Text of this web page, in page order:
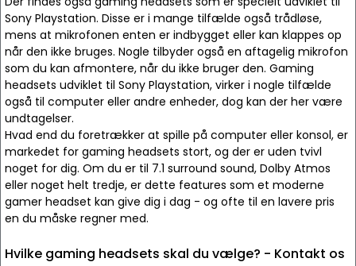
Sony Playstation. Disse er i mange tilfælde også trådløse,
mens at mikrofonen enten er indbygget eller kan klappes op
når den ikke bruges. Nogle tilbyder også en aftagelig mikrofon
som du kan afmontere, når du ikke bruger den. Gaming
headsets udviklet til Sony Playstation, virker i nogle tilfælde
også til computer eller andre enheder, dog kan der her være
undtagelser.
Hvad end du foretrækker at spille på computer eller konsol, er
markedet for gaming headsets stort, og der er uden tvivl
noget for dig. Om du er til 7.1 surround sound, Dolby Atmos
eller noget helt tredje, er dette features som et moderne
gamer headset kan give dig i dag - og ofte til en lavere pris
en du måske regner med.
Hvilke gaming headsets skal du vælge? - Kontakt os